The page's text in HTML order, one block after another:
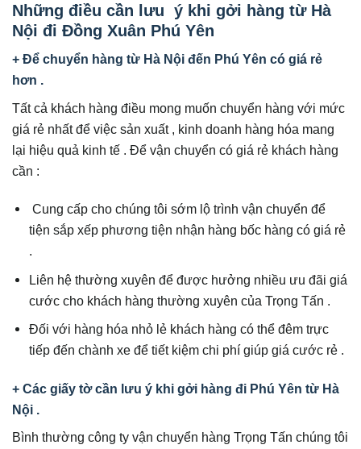
Những điều cần lưu ý khi gởi hàng từ Hà
Nội đi Đồng Xuân Phú Yên
+ Để chuyển hàng từ Hà Nội đến Phú Yên có giá rẻ
hơn .
Tất cả khách hàng điều mong muốn chuyển hàng với mức
giá rẻ nhất để việc sản xuất , kinh doanh hàng hóa mang
lại hiệu quả kinh tế . Để vận chuyển có giá rẻ khách hàng
cần :
Cung cấp cho chúng tôi sớm lộ trình vận chuyển để
tiện sắp xếp phương tiện nhận hàng bốc hàng có giá rẻ
.
Liên hệ thường xuyên để được hưởng nhiều ưu đãi giá
cước cho khách hàng thường xuyên của Trọng Tấn .
Đối với hàng hóa nhỏ lẻ khách hàng có thể đêm trực
tiếp đến chành xe để tiết kiệm chi phí giúp giá cước rẻ .
+ Các giấy tờ cần lưu ý khi gởi hàng đi Phú Yên từ Hà
Nội .
Bình thường công ty vận chuyển hàng Trọng Tấn chúng tôi